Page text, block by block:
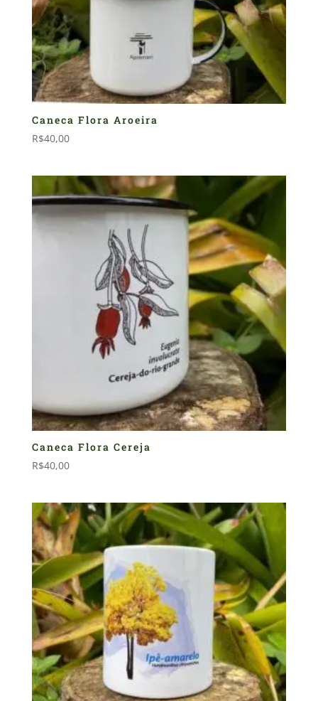
Caneca Flora Aroeira
R$40,00
Caneca Flora Cereja
R$40,00